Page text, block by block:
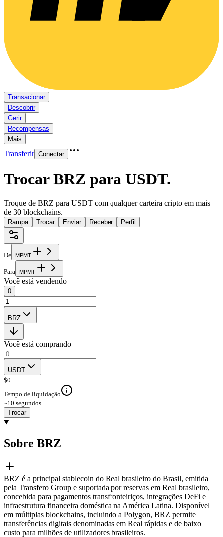
Transacionar
Descobrir
Gerir
Recompensas
Mais
Transferir Conectar
Trocar BRZ para USDT.
Troque de BRZ para USDT com qualquer carteira cripto em mais
de 30 blockchains.
Rampa Trocar Enviar Receber Perfil
De MPMT
Para MPMT
Você está vendendo
0
BRZ
Você está comprando
USDT
$0
Tempo de liquidação
~10 segundos
Trocar
Sobre BRZ
BRZ é a principal stablecoin do Real brasileiro do Brasil, emitida
pela Transfero Group e suportada por reservas em Real brasileiro,
concebida para pagamentos transfronteiriços, integrações DeFi e
infraestrutura financeira doméstica na América Latina. Disponível
em múltiplas blockchains, incluindo a Polygon, BRZ permite
transferências digitais denominadas em Real rápidas e de baixo
custo para milhões de utilizadores brasileiros.